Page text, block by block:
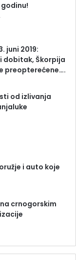
godinu!
juni 2019:
dobitak, Škorpija
preopterećene….
od izlivanja
i auto koje
crnogorskim